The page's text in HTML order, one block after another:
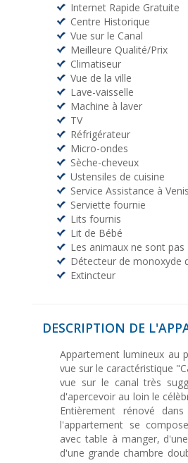
Internet Rapide Gratuite
Centre Historique
Vue sur le Canal
Meilleure Qualité/Prix
Climatiseur
Vue de la ville
Lave-vaisselle
Machine à laver
TV
Réfrigérateur
Micro-ondes
Sèche-cheveux
Ustensiles de cuisine
Service Assistance à
Serviette fournie
Lits fournis
Lit de Bébé
Les animaux ne sont pas
Détecteur de monoxyde
Extincteur
DESCRIPTION DE
Appartement lumineux au
vue sur le caractéristique
vue sur le canal très
d'apercevoir au loin le
Entièrement rénové
l'appartement se
avec table à manger,
d'une grande chambre